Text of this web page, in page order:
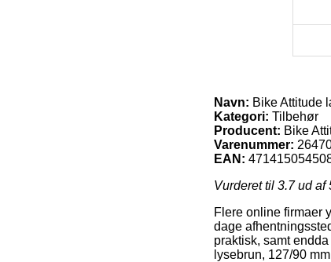
Navn: Bike Attitude
Kategori: Tilbehør
Producent: Bike
Varenummer:
EAN:
Vurderet til 3.7ud af
Flere online firmaer
dage
praktisk, samt
lysebrun, 127/90